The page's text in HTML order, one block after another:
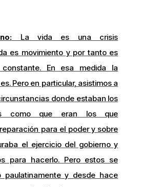
La vida es una crisis
es movimiento y por tanto es
constante. En esa medida la
Pero en particular, asistimos a
donde estaban los
como que eran los que
para el poder y sobre
el ejercicio del gobierno y
para hacerlo. Pero estos se
paulatinamente y desde hace